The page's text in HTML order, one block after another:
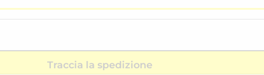
Traccia la spedizione